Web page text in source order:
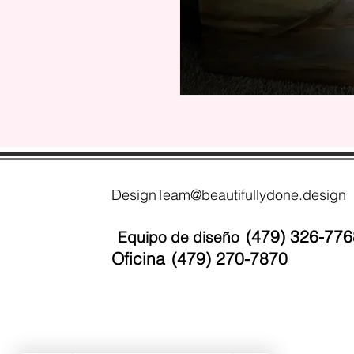
DesignTeam@beautifullydone.design
Equipo de diseño (479) 326-
Oficina (479) 270-7870